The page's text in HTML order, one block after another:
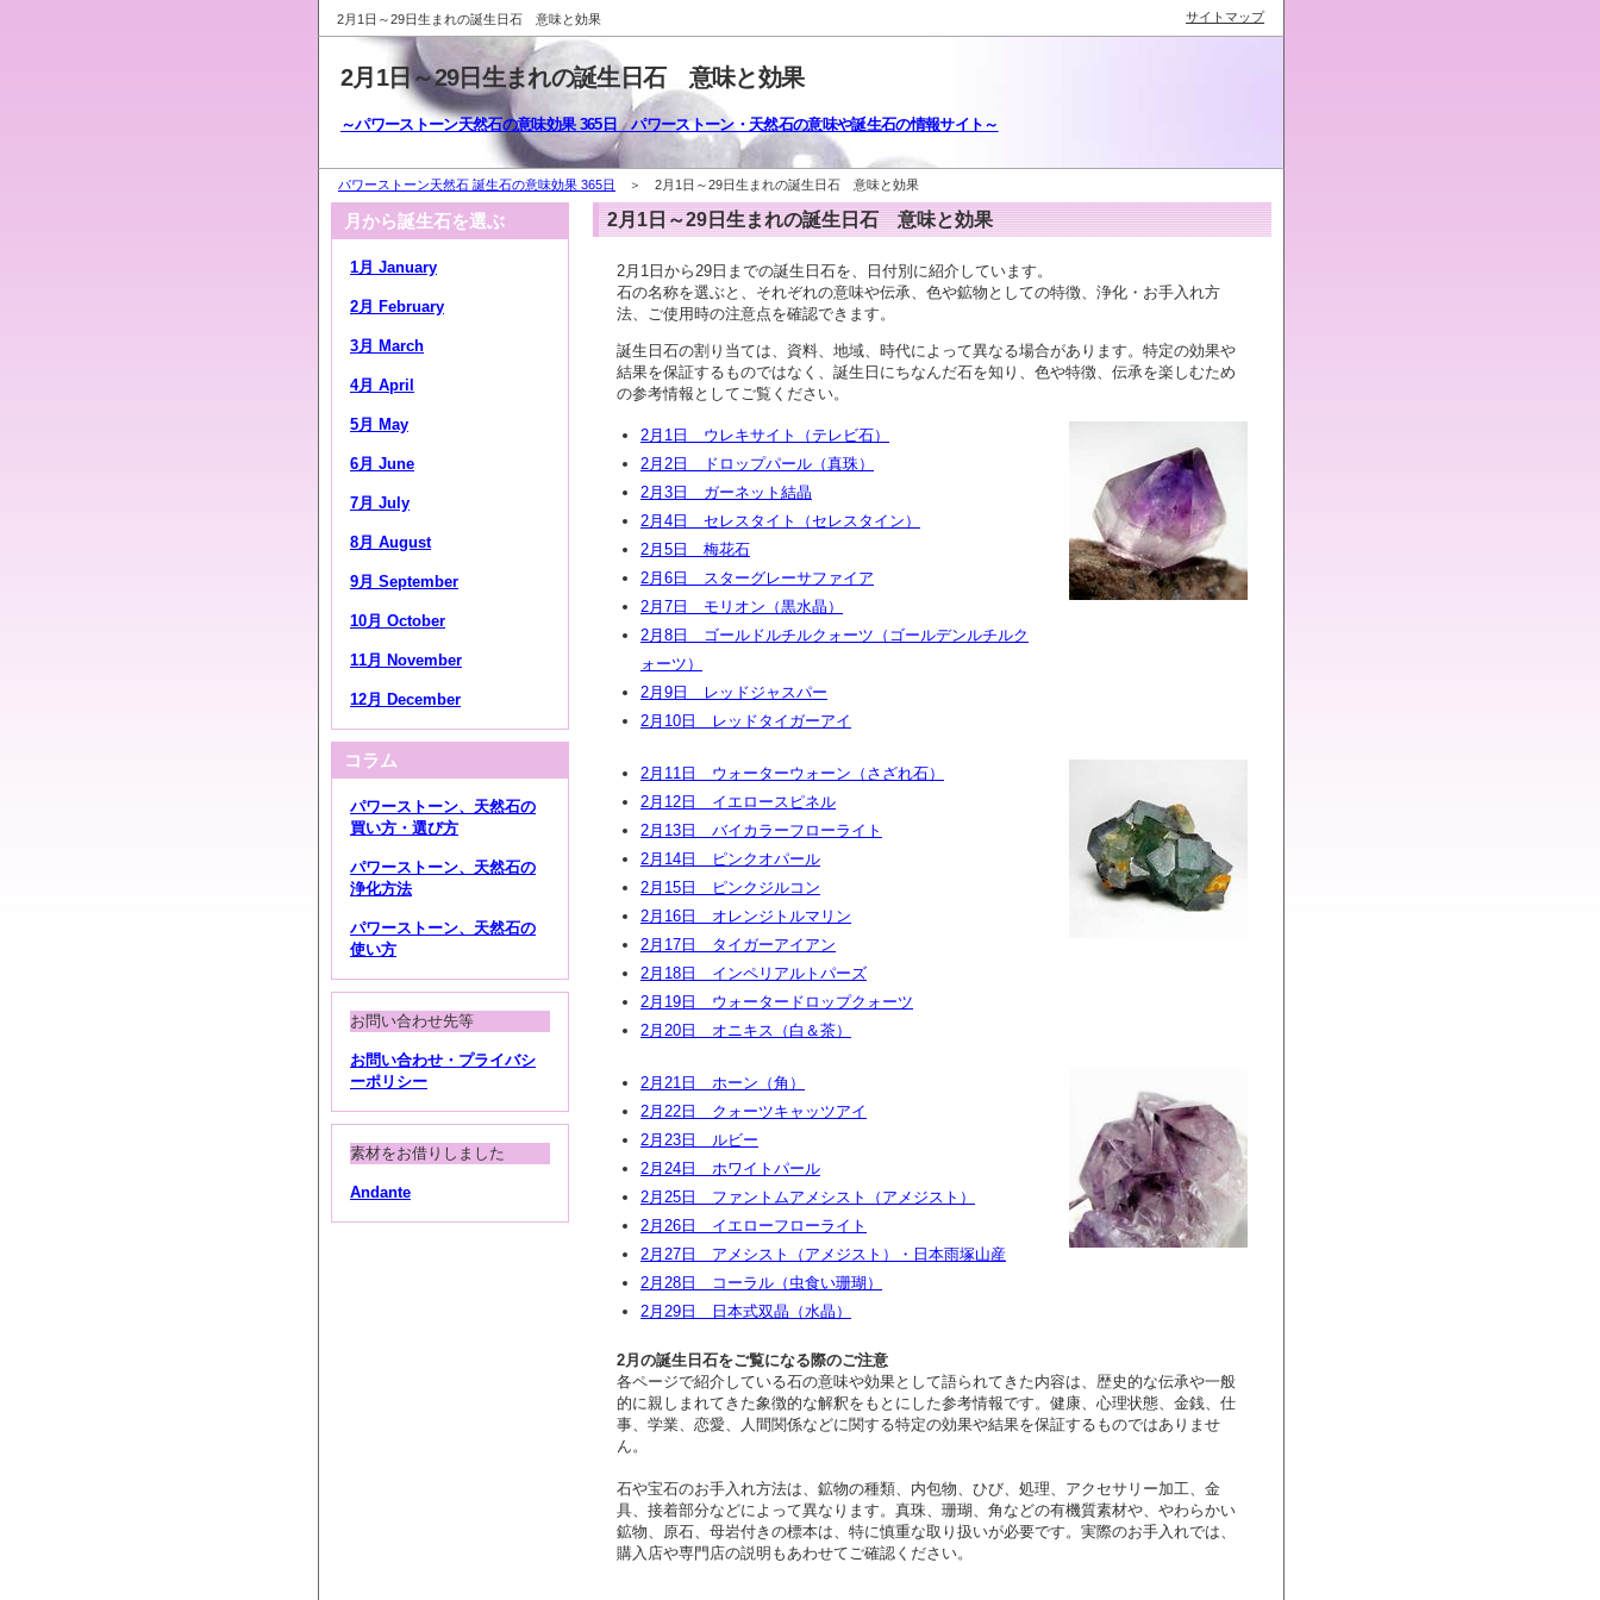
2月1日～29日生まれの誕生日石 意味と効果
2月1日～29日生まれの誕生日石 意味と効果
～パワーストーン天然石の意味効果 365日 パワーストーン・天然石の意味や誕生石の情報サイト～
パワーストーン天然石 誕生石の意味効果 365日 ＞ 2月1日～29日生まれの誕生日石 意味と効果
月から誕生石を選ぶ
1月 January
2月 February
3月 March
4月 April
5月 May
6月 June
7月 July
8月 August
9月 September
10月 October
11月 November
12月 December
コラム
パワーストーン、天然石の
買い方・選び方
パワーストーン、天然石の
浄化方法
パワーストーン、天然石の
使い方
お問い合わせ先等
お問い合わせ・プライバシ
ーポリシー
素材をお借りしました
Andante
2月1日～29日生まれの誕生日石 意味と効果
2月1日から29日までの誕生日石を、日付別に紹介しています。
石の名称を選ぶと、それぞれの意味や伝承、色や鉱物としての特徴、浄化・お手入れ方
法、ご使用時の注意点を確認できます。
誕生日石の割り当ては、資料、地域、時代によって異なる場合があります。特定の効果や
結果を保証するものではなく、誕生日にちなんだ石を知り、色や特徴、伝承を楽しむため
の参考情報としてご覧ください。
2月1日 ウレキサイト（テレビ石）
2月2日 ドロップパール（真珠）
2月3日 ガーネット結晶
2月4日 セレスタイト（セレスタイン）
2月5日 梅花石
2月6日 スターグレーサファイア
2月7日 モリオン（黒水晶）
2月8日 ゴールドルチルクォーツ（ゴールデンルチルク
ォーツ）
2月9日 レッドジャスパー
2月10日 レッドタイガーアイ
2月11日 ウォーターウォーン（さざれ石）
2月12日 イエロースピネル
2月13日 バイカラーフローライト
2月14日 ピンクオパール
2月15日 ピンクジルコン
2月16日 オレンジトルマリン
2月17日 タイガーアイアン
2月18日 インペリアルトパーズ
2月19日 ウォータードロップクォーツ
2月20日 オニキス（白＆茶）
2月21日 ホーン（角）
2月22日 クォーツキャッツアイ
2月23日 ルビー
2月24日 ホワイトパール
2月25日 ファントムアメシスト（アメジスト）
2月26日 イエローフローライト
2月27日 アメシスト（アメジスト）・日本雨塚山産
2月28日 コーラル（虫食い珊瑚）
2月29日 日本式双晶（水晶）
2月の誕生日石をご覧になる際のご注意
各ページで紹介している石の意味や効果として語られてきた内容は、歴史的な伝承や一般
的に親しまれてきた象徴的な解釈をもとにした参考情報です。健康、心理状態、金銭、仕
事、学業、恋愛、人間関係などに関する特定の効果や結果を保証するものではありませ
ん。
石や宝石のお手入れ方法は、鉱物の種類、内包物、ひび、処理、アクセサリー加工、金
具、接着部分などによって異なります。真珠、珊瑚、角などの有機質素材や、やわらかい
鉱物、原石、母岩付きの標本は、特に慎重な取り扱いが必要です。実際のお手入れでは、
購入店や専門店の説明もあわせてご確認ください。
サイトマップ